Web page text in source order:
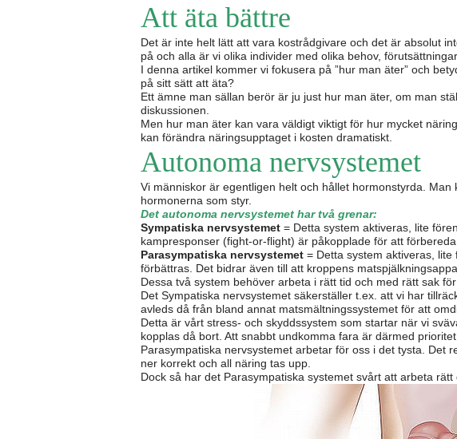
Att äta bättre
Det är inte helt lätt att vara kostrådgivare och det är absolut
på och alla är vi olika individer med olika behov,
I denna artikel kommer vi fokusera på ”hur man äter” och
på sitt sätt att äta?
Ett ämne man sällan berör är ju just hur man äter, om man
diskussionen.
Men hur man äter kan vara väldigt viktigt för hur mycket
kan förändra näringsupptaget i kosten dramatiskt.
Autonoma nervsystemet
Vi människor är egentligen helt och hållet hormonstyrda.
hormonerna som styr.
Det autonoma nervsystemet har två grenar:
Sympatiska nervsystemet = Detta system aktiveras, lite
kampresponser (fight-or-flight) är påkopplade för att
Parasympatiska nervsystemet = Detta system aktiveras,
förbättras. Det bidrar även till att kroppens
Dessa två system behöver arbeta i rätt tid och med rätt sak
Det Sympatiska nervsystemet säkerställer t.ex. att vi har
avleds då från bland annat matsmältningssystemet för att
Detta är vårt stress- och skyddssystem som startar när vi
kopplas då bort. Att snabbt undkomma fara är därmed
Parasympatiska nervsystemet arbetar för oss i det tysta.
ner korrekt och all näring tas upp.
Dock så har det Parasympatiska systemet svårt att arbeta rätt